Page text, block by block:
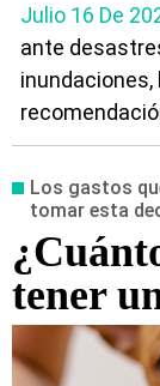
Julio 16 De
ante
Los gastos
tomar esta
tener